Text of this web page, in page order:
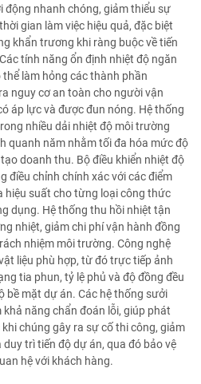
động nhanh chóng, giảm thiểu sự
gian làm việc hiệu quả, đặc biệt
khẩn trương khi ràng buộc về tiến
tính năng ổn định nhiệt độ ngăn
làm hỏng các thành phần
nguy cơ an toàn cho người vận
áp lực và được đun nóng. Hệ thống
nhiều dải nhiệt độ môi trường
quanh năm nhằm tối đa hóa mức độ
doanh thu. Bộ điều khiển nhiệt độ
điều chỉnh chính xác với các điểm
hiệu suất cho từng loại công thức
dụng. Hệ thống thu hồi nhiệt tận
nhiệt, giảm chi phí vận hành đồng
nhiệm môi trường. Công nghệ
liệu phù hợp, từ đó trực tiếp ảnh
tia phun, tỷ lệ phủ và độ đồng đều
bề mặt dự án. Các hệ thống sưởi
năng chẩn đoán lỗi, giúp phát
chúng gây ra sự cố thi công, giảm
trì tiến độ dự án, qua đó bảo vệ
hệ với khách hàng.